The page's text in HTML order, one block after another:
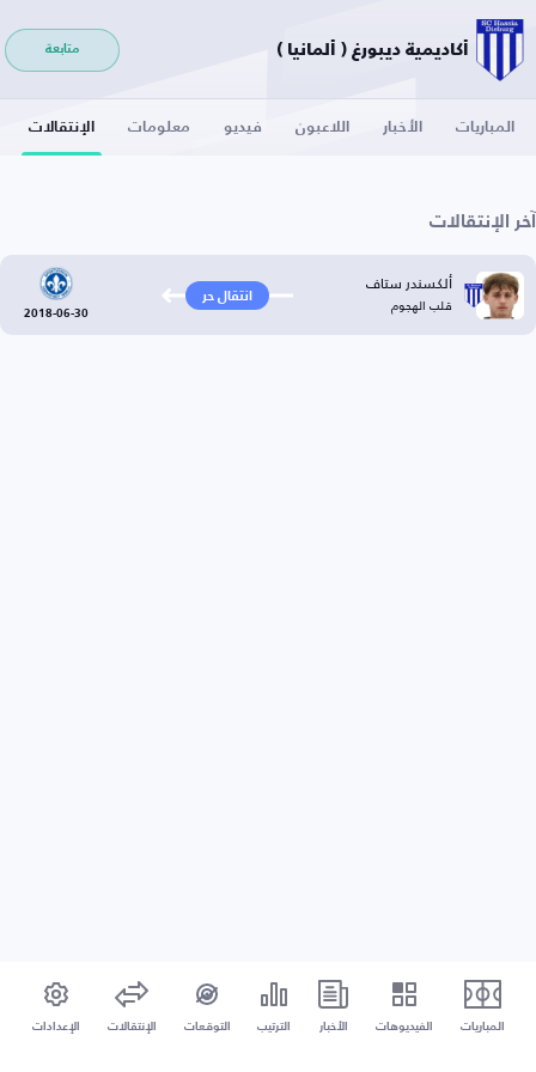
أكاديمية ديبورغ ( ألمانيا ) متابعة
المباريات الأخبار اللاعبون فيديو معلومات الإنتقالات
آخر الإنتقالات
ألكسندر ستاف
قلب الهجوم انتقال حر
2018-06-30
المباريات الفيديوهات الأخبار الترتيب التوقعات الإنتقالات الإعدادات